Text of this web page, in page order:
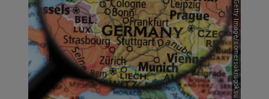
Bild: Getty Image/somersukrugoksu